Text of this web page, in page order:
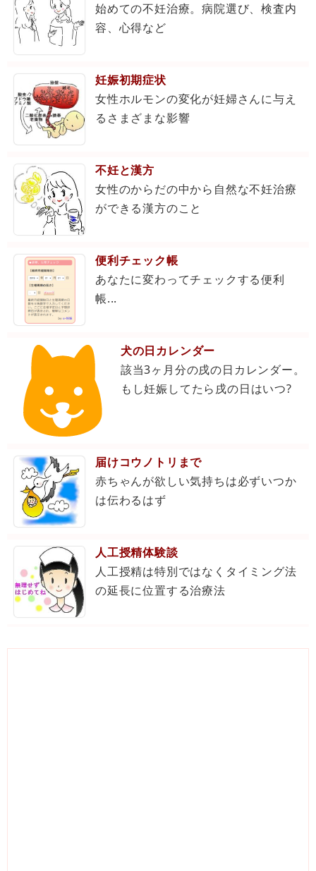
始めての不妊治療。病院選び、検査内
容、心得など
妊娠初期症状
女性ホルモンの変化が妊婦さんに与え
るさまざまな影響
不妊と漢方
女性のからだの中から自然な不妊治療
ができる漢方のこと
便利チェック帳
あなたに変わってチェックする便利
帳...
犬の日カレンダー
該当3ヶ月分の戌の日カレンダー。
もし妊娠してたら戌の日はいつ?
届けコウノトリまで
赤ちゃんが欲しい気持ちは必ずいつか
は伝わるはず
人工授精体験談
人工授精は特別ではなくタイミング法
の延長に位置する治療法